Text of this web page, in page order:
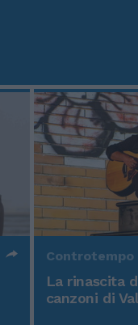
Controtempo
La rinascita
canzoni di